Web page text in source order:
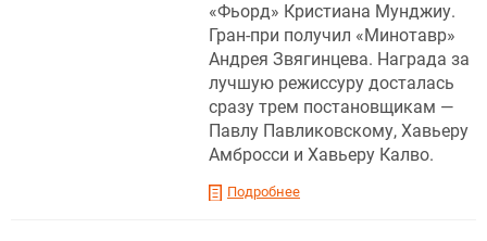
«Фьорд» Кристиана Мунджиу .
Гран-при получил «Минотавр»
Андрея Звягинцева. Награда за
лучшую режиссуру досталась
сразу трем постановщикам —
Павлу Павликовскому, Хавьеру
Амбросси и Хавьеру Калво.
Подробнее